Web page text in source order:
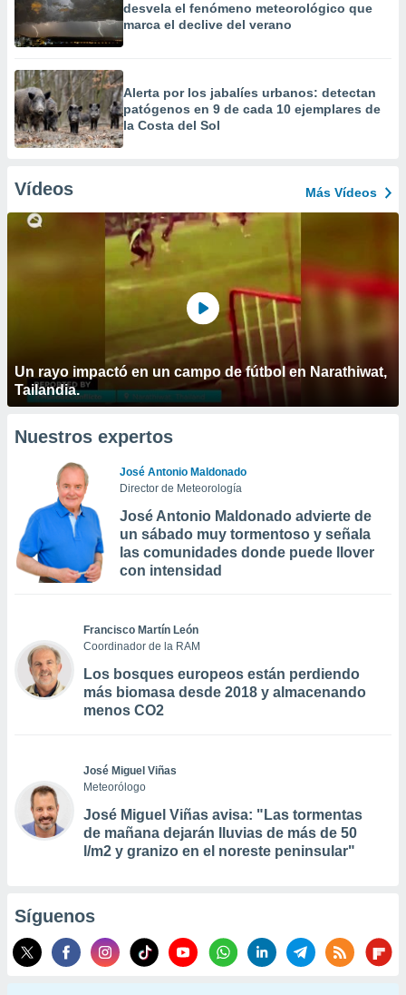
desvela el fenómeno meteorológico que
marca el declive del verano
Alerta por los jabalíes urbanos: detectan
patógenos en 9 de cada 10 ejemplares de
la Costa del Sol
Vídeos Más Vídeos
Un rayo impactó en un campo de fútbol en Narathiwat,
Tailandia.
Nuestros expertos
José Antonio Maldonado
Director de Meteorología
José Antonio Maldonado advierte de
un sábado muy tormentoso y señala
las comunidades donde puede llover
con intensidad
Francisco Martín León
Coordinador de la RAM
Los bosques europeos están perdiendo
más biomasa desde 2018 y almacenando
menos CO2
José Miguel Viñas
Meteorólogo
José Miguel Viñas avisa: "Las tormentas
de mañana dejarán lluvias de más de 50
l/m2 y granizo en el noreste peninsular"
Síguenos